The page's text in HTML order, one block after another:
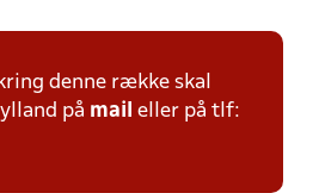
denne række skal
på mail eller på tlf: